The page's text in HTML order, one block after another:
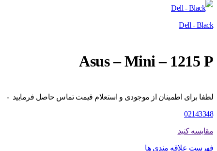
Dell - Black
Asus – Mini – 1215 P
لطفا برای اطمینان از موجودی و استعلام قیمت تماس حاصل فرمایید -
02143348
مقایسه کنید
فهرست علاقه مندی ها